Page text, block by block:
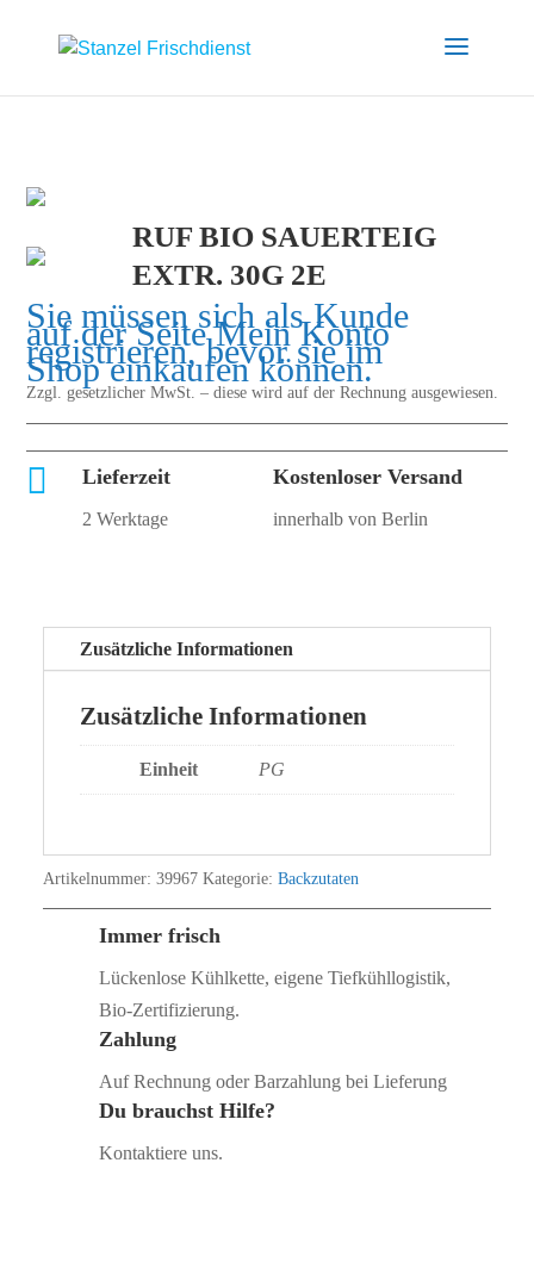
RUF BIO SAUERTEIG
EXTR. 30G 2E
Sie müssen sich als Kunde
auf der SeiteMein Konto
registrieren, bevor sie im
Shop einkaufen können.
Zzgl. gesetzlicher MwSt. – diese wird auf der Rechnung ausgewiesen.
 Lieferzeit
2 Werktage
Kostenloser Versand
innerhalb von Berlin
Zusätzliche Informationen
Zusätzliche Informationen
Einheit PG
Artikelnummer: 39967 Kategorie: Backzutaten
Immer frisch
Lückenlose Kühlkette, eigene Tiefkühllogistik,
Bio‑Zertifizierung.
Zahlung
Auf Rechnung oder Barzahlung bei Lieferung
Du brauchst Hilfe?
Kontaktiere uns.